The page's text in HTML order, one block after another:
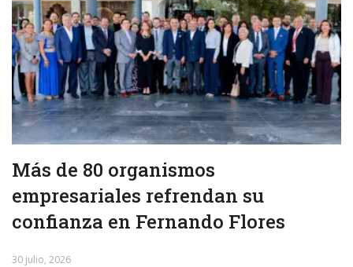
Más de 80 organismos
empresariales refrendan su
confianza en Fernando Flores
30 julio, 2026